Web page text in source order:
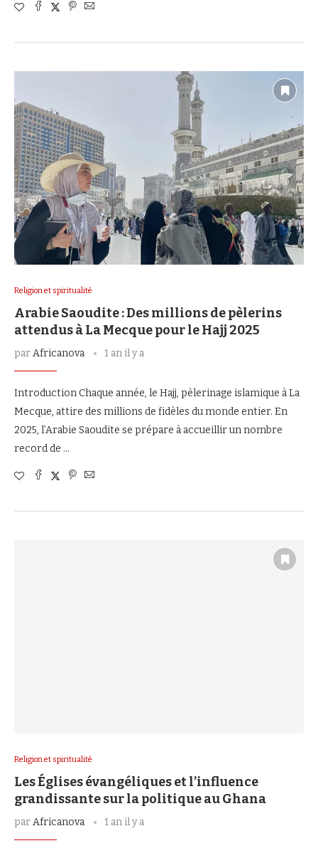
Religion et spiritualité
Arabie Saoudite : Des millions de pèlerins
attendus à La Mecque pour le Hajj 2025
parAfricanova 1 an il y a
Introduction Chaque année, le Hajj, pèlerinage islamique à La
Mecque, attire des millions de fidèles du monde entier. En
2025, l’Arabie Saoudite se prépare à accueillir un nombre
record de …
Religion et spiritualité
Les Églises évangéliques et l’influence
grandissante sur la politique au Ghana
parAfricanova 1 an il y a